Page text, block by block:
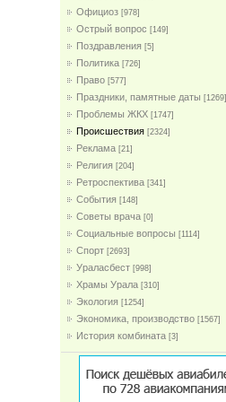
Официоз [978]
Острый вопрос [149]
Поздравления [5]
Политика [726]
Право [577]
Праздники, памятные даты [1269]
Проблемы ЖКХ [1747]
Проиcшествия [2324]
Реклама [21]
Религия [204]
Ретроспектива [341]
События [148]
Советы врача [0]
Социальные вопросы [1114]
Спорт [2693]
Ураласбест [998]
Храмы Урала [310]
Экология [1254]
Экономика, производство [1567]
История комбината [3]